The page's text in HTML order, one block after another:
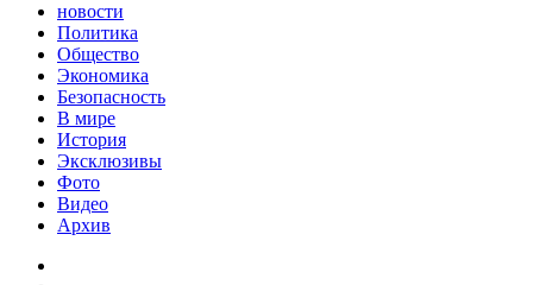
новости
Политика
Общество
Экономика
Безопасность
В мире
История
Эксклюзивы
Фото
Видео
Архив